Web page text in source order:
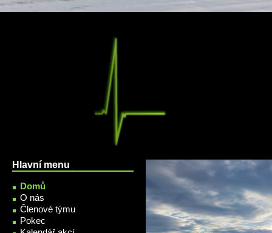
Přejít k hlavnímu obsahu
Hlavní menu
Domů
O nás
Členové týmu
Pokec